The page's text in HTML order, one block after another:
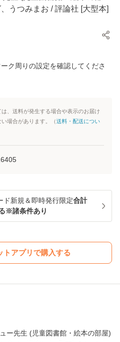
うつみまお / 評論社 [大型本]
ク周りの設定を確認してくださ
、送料が発生する場合や表示のお届け
場合があります。（送料・配送につい
ド新規＆即時発行限定合計
※諸条件あり
トアプリで購入する
ー先生 (児童図書館・絵本の部屋)